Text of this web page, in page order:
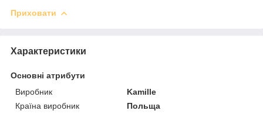
Приховати
Характеристики
Основні атрибути
Виробник
Kamille
Країна виробник
Польща